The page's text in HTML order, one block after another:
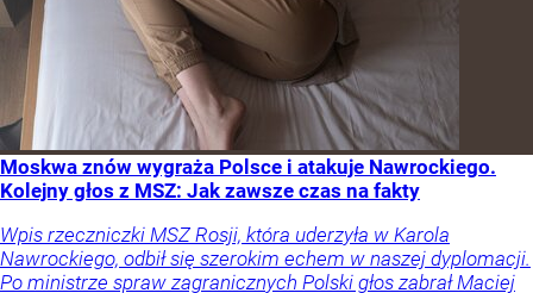
Moskwa znów wygraża Polsce i atakuje Nawrockiego.
Kolejny głos z MSZ: Jak zawsze czas na fakty
Wpis rzeczniczki MSZ Rosji, która uderzyła w Karola
Nawrockiego, odbił się szerokim echem w naszej dyplomacji.
Po ministrze spraw zagranicznych Polski głos zabrał Maciej